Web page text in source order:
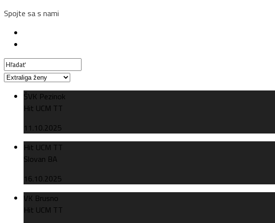
Spojte sa s nami
ŠVK Pezinok
Hit UCM TT
11.10.2025
Hit UCM TT
Slovan BA
16.10.2025
VK Brusno
Hit UCM TT